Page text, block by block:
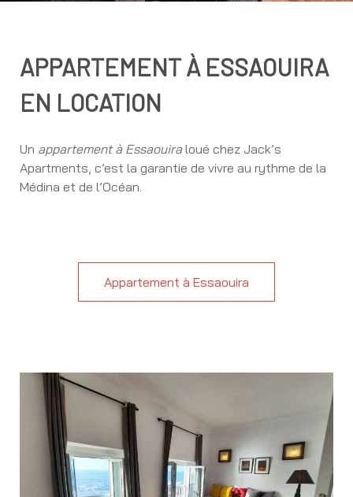
APPARTEMENT À ESSAOUIRA
EN LOCATION
Un appartement à Essaouiraloué chez Jack’s
Apartments, c’est la garantie de vivre au rythme de la
Médina et de l’Océan.
Appartement à Essaouira